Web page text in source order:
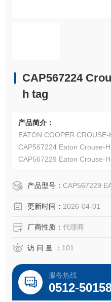
CAP567224
h tag
产品简介：
EATON COOPER
CAP567224 Eaton Crouse-
CAP567229 Eaton Crouse-
Co.,Ltd
产品型号： CAP567229
更新时间： 2026-04-01
厂商性质： 代理商
访 问 量 ： 101
服务热线
0512-